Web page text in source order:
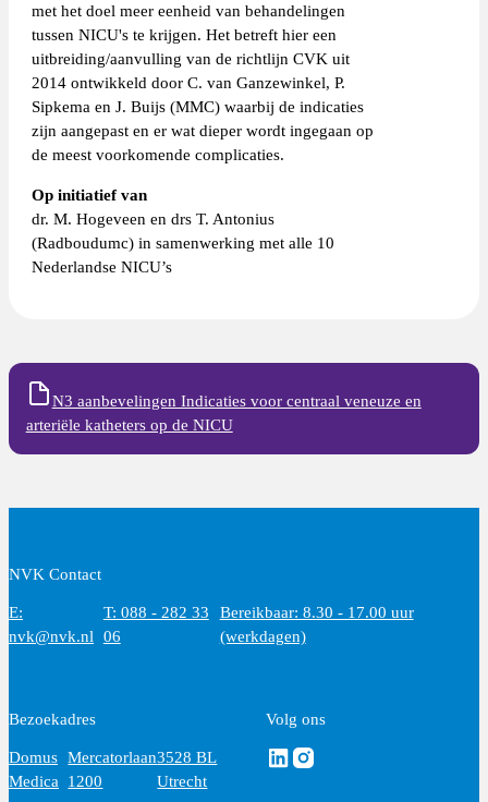
met het doel meer eenheid van behandelingen
tussen NICU's te krijgen. Het betreft hier een
uitbreiding/aanvulling van de richtlijn CVK uit
2014 ontwikkeld door C. van Ganzewinkel, P.
Sipkema en J. Buijs (MMC) waarbij de indicaties
zijn aangepast en er wat dieper wordt ingegaan op
de meest voorkomende complicaties.
Op initiatief van
dr. M. Hogeveen en drs T. Antonius
(Radboudumc) in samenwerking met alle 10
Nederlandse NICU’s
N3 aanbevelingen Indicaties voor centraal veneuze en
arteriële katheters op de NICU
NVK Contact
E:
nvk@nvk.nl
T: 088 - 282 33
06
Bereikbaar: 8.30 - 17.00 uur
(werkdagen)
Bezoekadres
Domus
Medica
Mercatorlaan
1200
3528 BL
Utrecht
Volg ons
Volg ons via Linkedin
Volg ons via Instagram